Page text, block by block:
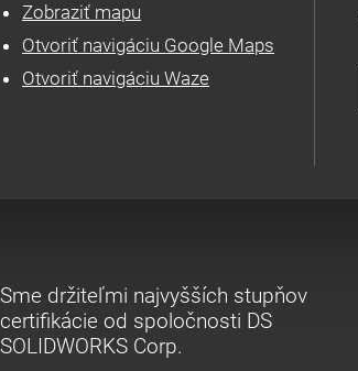
Zobraziť mapu
Otvoriť navigáciu Google Maps
Otvoriť navigáciu Waze
Sme držiteľmi najvyšších stupňov
certifikácie od spoločnosti DS
SOLIDWORKS Corp.